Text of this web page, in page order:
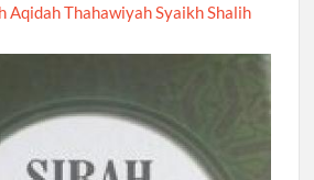
Aqidah Thahawiyah Syaikh Shalih